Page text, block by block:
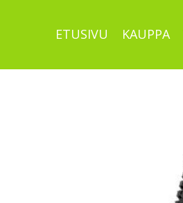
ETUSIVU KAUPPA